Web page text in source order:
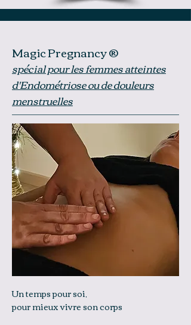
Magic Pregnancy ®
spécial pour les femmes atteintes
d'Endométriose ou de douleurs
menstruelles
Un temps pour soi,
pour mieux vivre son corps